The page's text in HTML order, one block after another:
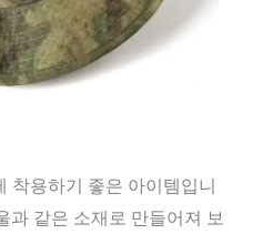
착용하기 좋은 아이템입니
과 같은 소재로 만들어져 보